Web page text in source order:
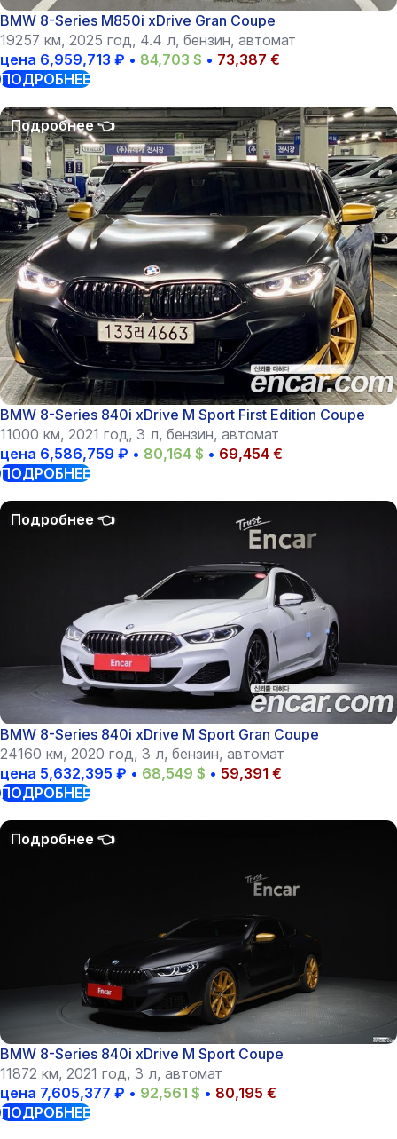
BMW 8-Series M850i xDrive Gran Coupe
19257 км, 2025 год, 4.4 л, бензин, автомат
цена 6,959,713 ₽ • 84,703 $ • 73,387 €
ПОДРОБНЕЕ
BMW 8-Series 840i xDrive M Sport First Edition Coupe
11000 км, 2021 год, 3 л, бензин, автомат
цена 6,586,759 ₽ • 80,164 $ • 69,454 €
ПОДРОБНЕЕ
BMW 8-Series 840i xDrive M Sport Gran Coupe
24160 км, 2020 год, 3 л, бензин, автомат
цена 5,632,395 ₽ • 68,549 $ • 59,391 €
ПОДРОБНЕЕ
BMW 8-Series 840i xDrive M Sport Coupe
11872 км, 2021 год, 3 л, автомат
цена 7,605,377 ₽ • 92,561 $ • 80,195 €
ПОДРОБНЕЕ